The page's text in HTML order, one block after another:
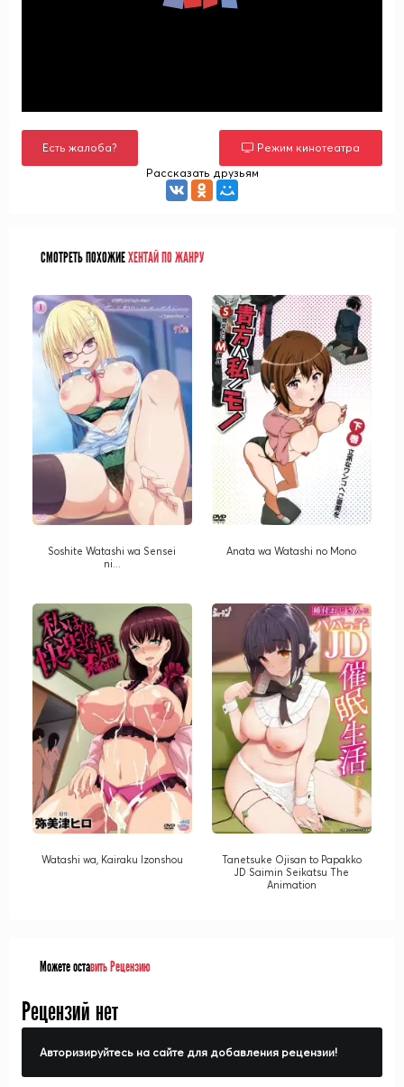
Есть жалоба?
Режим кинотеатра
Рассказать друзьям
СМОТРЕТЬ ПОХОЖИЕХЕНТАЙ ПО ЖАНРУ
Soshite Watashi wa Sensei
ni...
Anata wa Watashi no Mono
Watashi wa, Kairaku Izonshou
Tanetsuke Ojisan to Papakko
JD Saimin Seikatsu The
Animation
Можете оставить Рецензию
Рецензий нет
Авторизируйтесь на сайте для добавления рецензии!